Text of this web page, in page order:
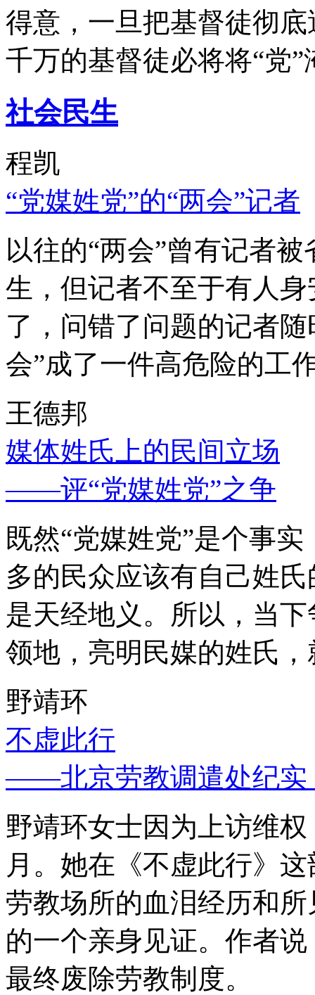
得意，一旦把基督徒彻
千万的基督徒必将将“党”
社会民生
程凯
“党媒姓党”的“两会”记者
以往的“两会”曾有记者
生，但记者不至于有人
了，问错了问题的记者
会”成了一件高危险的工
王德邦
媒体姓氏上的民间立场
——评“党媒姓党”之争
既然“党媒姓党”是个事
多的民众应该有自己姓
是天经地义。所以，当
领地，亮明民媒的姓氏
野靖环
不虚此行
——北京劳教调遣处纪实
野靖环女士因为上访维
月。她在《不虚此行》
劳教场所的血泪经历和
的一个亲身见证。作者
最终废除劳教制度。